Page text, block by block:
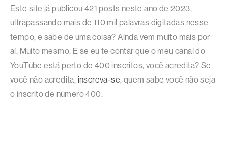
Este site já publicou 421 posts neste ano de 2023,
ultrapassando mais de 110 mil palavras digitadas nesse
tempo, e sabe de uma coisa? Ainda vem muito mais por
aí. Muito mesmo. E se eu te contar que o meu canal do
YouTube está perto de 400 inscritos, você acredita? Se
você não acredita, inscreva-se, quem sabe você não seja
o inscrito de número 400.